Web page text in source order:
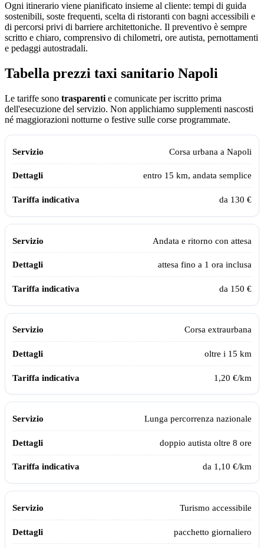
Ogni itinerario viene pianificato insieme al cliente: tempi di guida
sostenibili, soste frequenti, scelta di ristoranti con bagni accessibili e
di percorsi privi di barriere architettoniche. Il preventivo è sempre
scritto e chiaro, comprensivo di chilometri, ore autista, pernottamenti
e pedaggi autostradali.
Tabella prezzi taxi sanitario Napoli
Le tariffe sono trasparenti e comunicate per iscritto prima
dell'esecuzione del servizio. Non applichiamo supplementi nascosti
né maggiorazioni notturne o festive sulle corse programmate.
Tabella dei prezzi e delle tratte del taxi sanitario Assistiamo Te a
Servizio
Corsa urbana a Napoli
entro 15 km, andata semplice
da 130 €
Andata e ritorno con attesa
attesa fino a 1 ora inclusa
da 150 €
Corsa extraurbana
oltre i 15 km
1,20 €/km
Lunga percorrenza nazionale
doppio autista oltre 8 ore
da 1,10 €/km
Turismo accessibile
pacchetto giornaliero